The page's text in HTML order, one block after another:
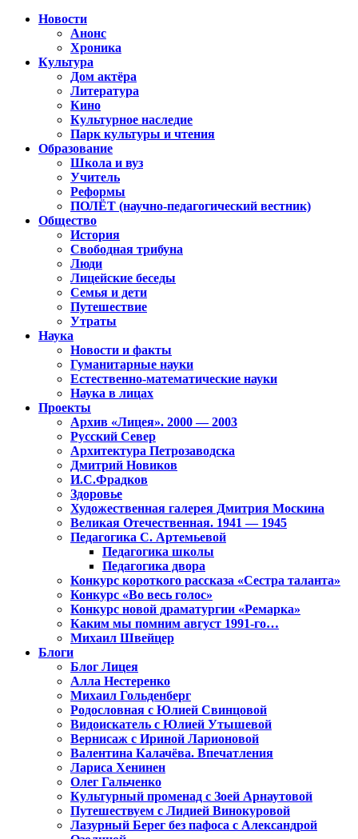
Новости
Анонс
Хроника
Культура
Дом актёра
Литература
Кино
Культурное наследие
Парк культуры и чтения
Образование
Школа и вуз
Учитель
Реформы
ПОЛЁТ (научно-педагогический вестник)
Общество
История
Свободная трибуна
Люди
Лицейские беседы
Семья и дети
Путешествие
Утраты
Наука
Новости и факты
Гуманитарные науки
Естественно-математические науки
Наука в лицах
Проекты
Архив «Лицея». 2000 — 2003
Русский Север
Архитектура Петрозаводска
Дмитрий Новиков
И.С.Фрадков
Здоровье
Художественная галерея Дмитрия Москина
Великая Отечественная. 1941 — 1945
Педагогика С. Артемьевой
Педагогика школы
Педагогика двора
Конкурс короткого рассказа «Сестра таланта»
Конкурс «Во весь голос»
Конкурс новой драматургии «Ремарка»
Каким мы помним август 1991-го…
Михаил Швейцер
Блоги
Блог Лицея
Алла Нестеренко
Михаил Гольденберг
Родословная с Юлией Свинцовой
Видоискатель с Юлией Утышевой
Вернисаж с Ириной Ларионовой
Валентина Калачёва. Впечатления
Лариса Хенинен
Олег Гальченко
Культурный променад с Зоей Арнаутовой
Путешествуем с Лидией Винокуровой
Лазурный Берег без пафоса с Александрой